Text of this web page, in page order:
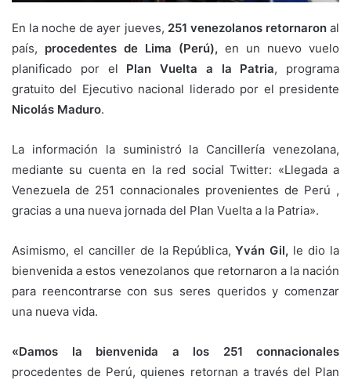
En la noche de ayer jueves, 251 venezolanos retornaronal
país, procedentes de Lima (Perú), en un nuevo vuelo
planificado por el Plan Vuelta a la Patria, programa
gratuito del Ejecutivo nacional liderado por el presidente
Nicolás Maduro.
La información la suministró la Cancillería venezolana,
mediante su cuenta en la red social Twitter: «Llegada a
Venezuela de 251 connacionales provenientes de Perú ,
gracias a una nueva jornada del Plan Vuelta a la Patria».
Asimismo, el canciller de la República,Yván Gil, le dio la
bienvenida a estos venezolanos que retornaron a la nación
para reencontrarse con sus seres queridos y comenzar
una nueva vida.
«Damos la bienvenida a los 251 connacionales
procedentes de Perú, quienes retornan a través del Plan